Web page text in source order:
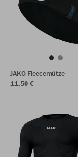
JAKO Fleecemütze
11,50 €